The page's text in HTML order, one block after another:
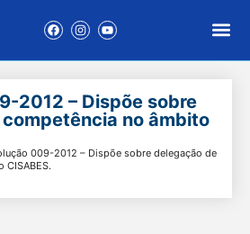
2012 – Dispõe sobre
no âmbito
009-2012 – Dispõe sobre delegação de